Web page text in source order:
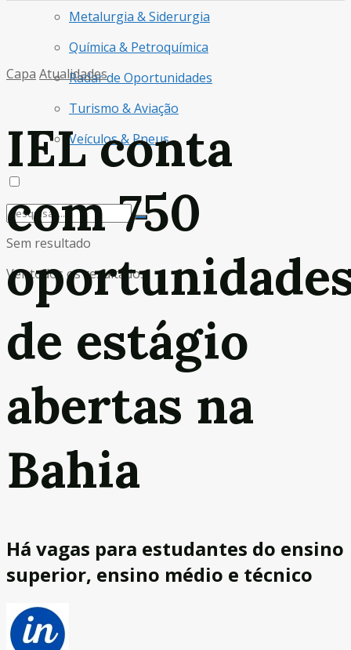
Metalurgia & Siderurgia
Química & Petroquímica
Radar de Oportunidades
Turismo & Aviação
Veículos & Pneus
Sem resultado
Ver todos os resultados
Capa Atualidades
IEL conta
com 750
de estágio
abertas na
Bahia
Há vagas para estudantes do ensino
superior, ensino médio e técnico